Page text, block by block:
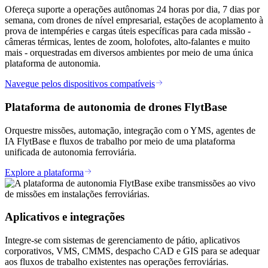
Ofereça suporte a operações autônomas 24 horas por dia, 7 dias por
semana, com drones de nível empresarial, estações de acoplamento à
prova de intempéries e cargas úteis específicas para cada missão -
câmeras térmicas, lentes de zoom, holofotes, alto-falantes e muito
mais - orquestradas em diversos ambientes por meio de uma única
plataforma de autonomia.
Navegue pelos dispositivos compatíveis
Plataforma de autonomia de drones FlytBase
Orquestre missões, automação, integração com o YMS, agentes de
IA FlytBase e fluxos de trabalho por meio de uma plataforma
unificada de autonomia ferroviária.
Explore a plataforma
Aplicativos e integrações
Integre-se com sistemas de gerenciamento de pátio, aplicativos
corporativos, VMS, CMMS, despacho CAD e GIS para se adequar
aos fluxos de trabalho existentes nas operações ferroviárias.